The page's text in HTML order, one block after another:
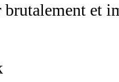
brutalement et